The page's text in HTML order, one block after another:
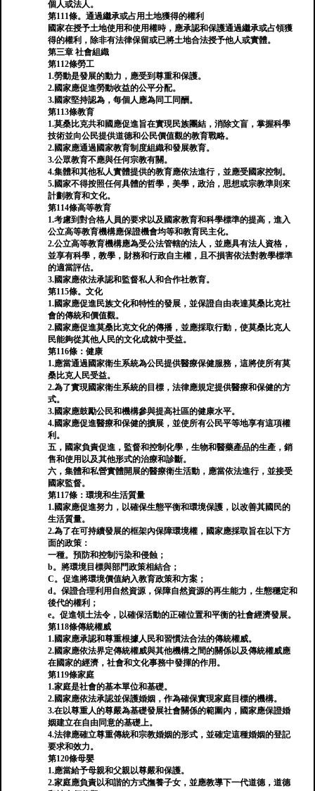
個人或法人。
第111條。通過繼承或占用土地獲得的權利
國家在授予土地使用和使用權時，應承認和保護通過繼承或占領獲
得的權利，除非有法律保留或已將土地合法授予他人或實體。
第三章 社會組織
第112條勞工
1.勞動是發展的動力，應受到尊重和保護。
2.國家應促進勞動收益的公平分配。
3.國家堅持認為，每個人應為同工同酬。
第113條教育
1.莫桑比克共和國應促進旨在實現民族團結，消除文盲，掌握科學
技術並向公民提供道德和公民價值觀的教育戰略。
2.國家應通過國家教育制度組織和發展教育。
3.公眾教育不應與任何宗教有關。
4.集體和其他私人實體提供的教育應依法進行，並應受國家控制。
5.國家不得按照任何具體的哲學，美學，政治，思想或宗教準則來
計劃教育和文化。
第114條高等教育
1.考慮到對合格人員的要求以及國家教育和科學標準的提高，進入
公立高等教育機構應保證機會均等和教育民主化。
2.公立高等教育機構應為受公法管轄的法人，並應具有法人資格，
並享有科學，教學，財務和行政自主權，且不損害依法對教學標準
的適當評估。
3.國家應依法承認和監督私人和合作社教育。
第115條。文化
1.國家應促進民族文化和特性的發展，並保證自由表達莫桑比克社
會的傳統和價值觀。
2.國家應促進莫桑比克文化的傳播，並應採取行動，使莫桑比克人
民能夠從其他人民的文化成就中受益。
第116條：健康
1.應當通過國家衛生系統為公民提供醫療保健服務，這將使所有莫
桑比克人民受益。
2.為了實現國家衛生系統的目標，法律應規定提供醫療和保健的方
式。
3.國家應鼓勵公民和機構參與提高社區的健康水平。
4.國家應促進醫療和保健的擴展，並使所有公民平等地享有這項權
利。
五，國家負責促進，監督和控制化學，生物和醫藥產品的生產，銷
售和使用以及其他形式的治療和診斷。
六，集體和私營實體開展的醫療衛生活動，應當依法進行，並接受
國家監督。
第117條：環境和生活質量
1.國家應促進努力，以確保生態平衡和環境保護，以改善其國民的
生活質量。
2.為了在可持續發展的框架內保障環境權，國家應採取旨在以下方
面的政策：
一種。預防和控制污染和侵蝕；
b。將環境目標與部門政策相結合；
C。促進將環境價值納入教育政策和方案；
d。保證合理利用自然資源，保障自然資源的再生能力，生態穩定和
後代的權利；
e。促進領土法令，以確保活動的正確位置和平衡的社會經濟發展。
第118條傳統權威
1.國家應承認和尊重根據人民和習慣法合法的傳統權威。
2.國家應依法界定傳統權威與其他機構之間的關係以及傳統權威應
在國家的經濟，社會和文化事務中發揮的作用。
第119條家庭
1.家庭是社會的基本單位和基礎。
2.國家應依法承認並保護婚姻，作為確保實現家庭目標的機構。
3.在以尊重人的尊嚴為基礎發展社會關係的範圍內，國家應保證婚
姻建立在自由同意的基礎上。
4.法律應確立尊重傳統和宗教婚姻的形式，並確定這種婚姻的登記
要求和效力。
第120條母嬰
1.應當給予母親和父親以尊嚴和保護。
2.家庭應負責以和諧的方式撫養子女，並應教導下一代道德，道德